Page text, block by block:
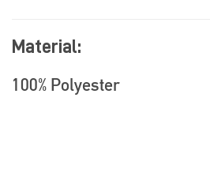
Material:
100% Polyester